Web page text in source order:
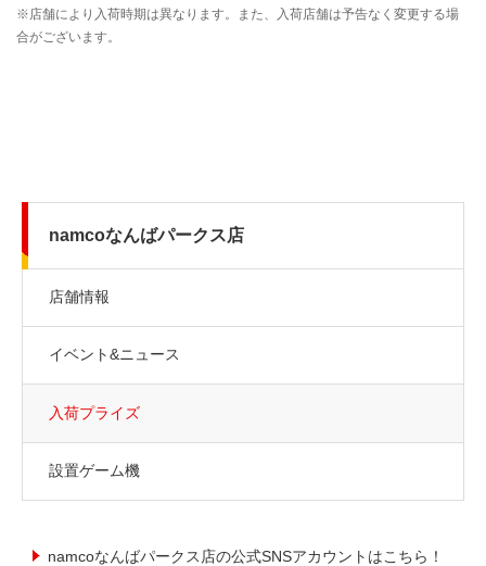
namcoなんばパークス店
店舗情報
イベント&ニュース
入荷プライズ
設置ゲーム機
namcoなんばパークス店の公式SNSアカウントはこちら！